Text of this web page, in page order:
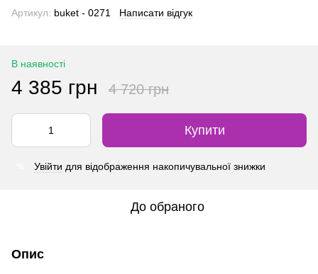
Артикул: buket - 0271 Написати відгук
В наявності
4 385 грн 4 720 грн
Купити
Увійти для відображення накопичувальної знижки
До обраного
Опис